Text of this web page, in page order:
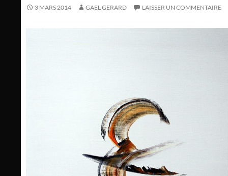
3 MARS 2014 GAEL GERARD LAISSER UN COMMENTAIRE